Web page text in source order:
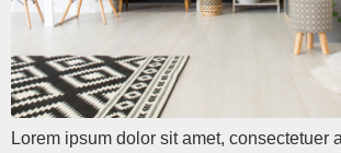
Lorem ipsum dolor sit amet, consectetuer